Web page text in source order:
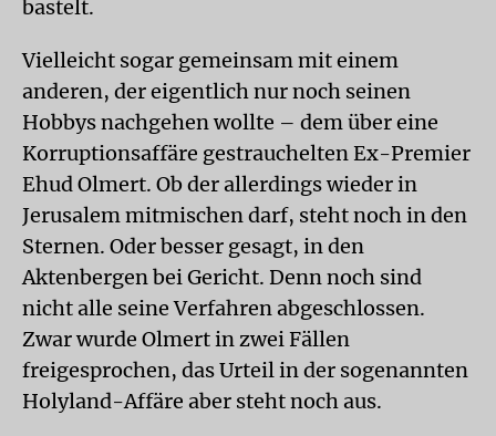
bastelt.
Vielleicht sogar gemeinsam mit einem
anderen, der eigentlich nur noch seinen
Hobbys nachgehen wollte – dem über eine
Korruptionsaffäre gestrauchelten Ex-Premier
Ehud Olmert. Ob der allerdings wieder in
Jerusalem mitmischen darf, steht noch in den
Sternen. Oder besser gesagt, in den
Aktenbergen bei Gericht. Denn noch sind
nicht alle seine Verfahren abgeschlossen.
Zwar wurde Olmert in zwei Fällen
freigesprochen, das Urteil in der sogenannten
Holyland-Affäre aber steht noch aus.